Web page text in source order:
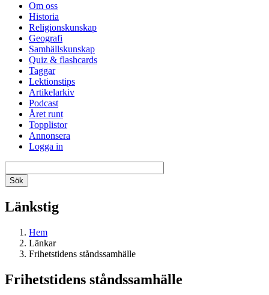
Om oss
Historia
Religionskunskap
Geografi
Samhällskunskap
Quiz & flashcards
Taggar
Lektionstips
Artikelarkiv
Podcast
Året runt
Topplistor
Annonsera
Logga in
Länkstig
Hem
Länkar
Frihetstidens ståndssamhälle
Frihetstidens ståndssamhälle